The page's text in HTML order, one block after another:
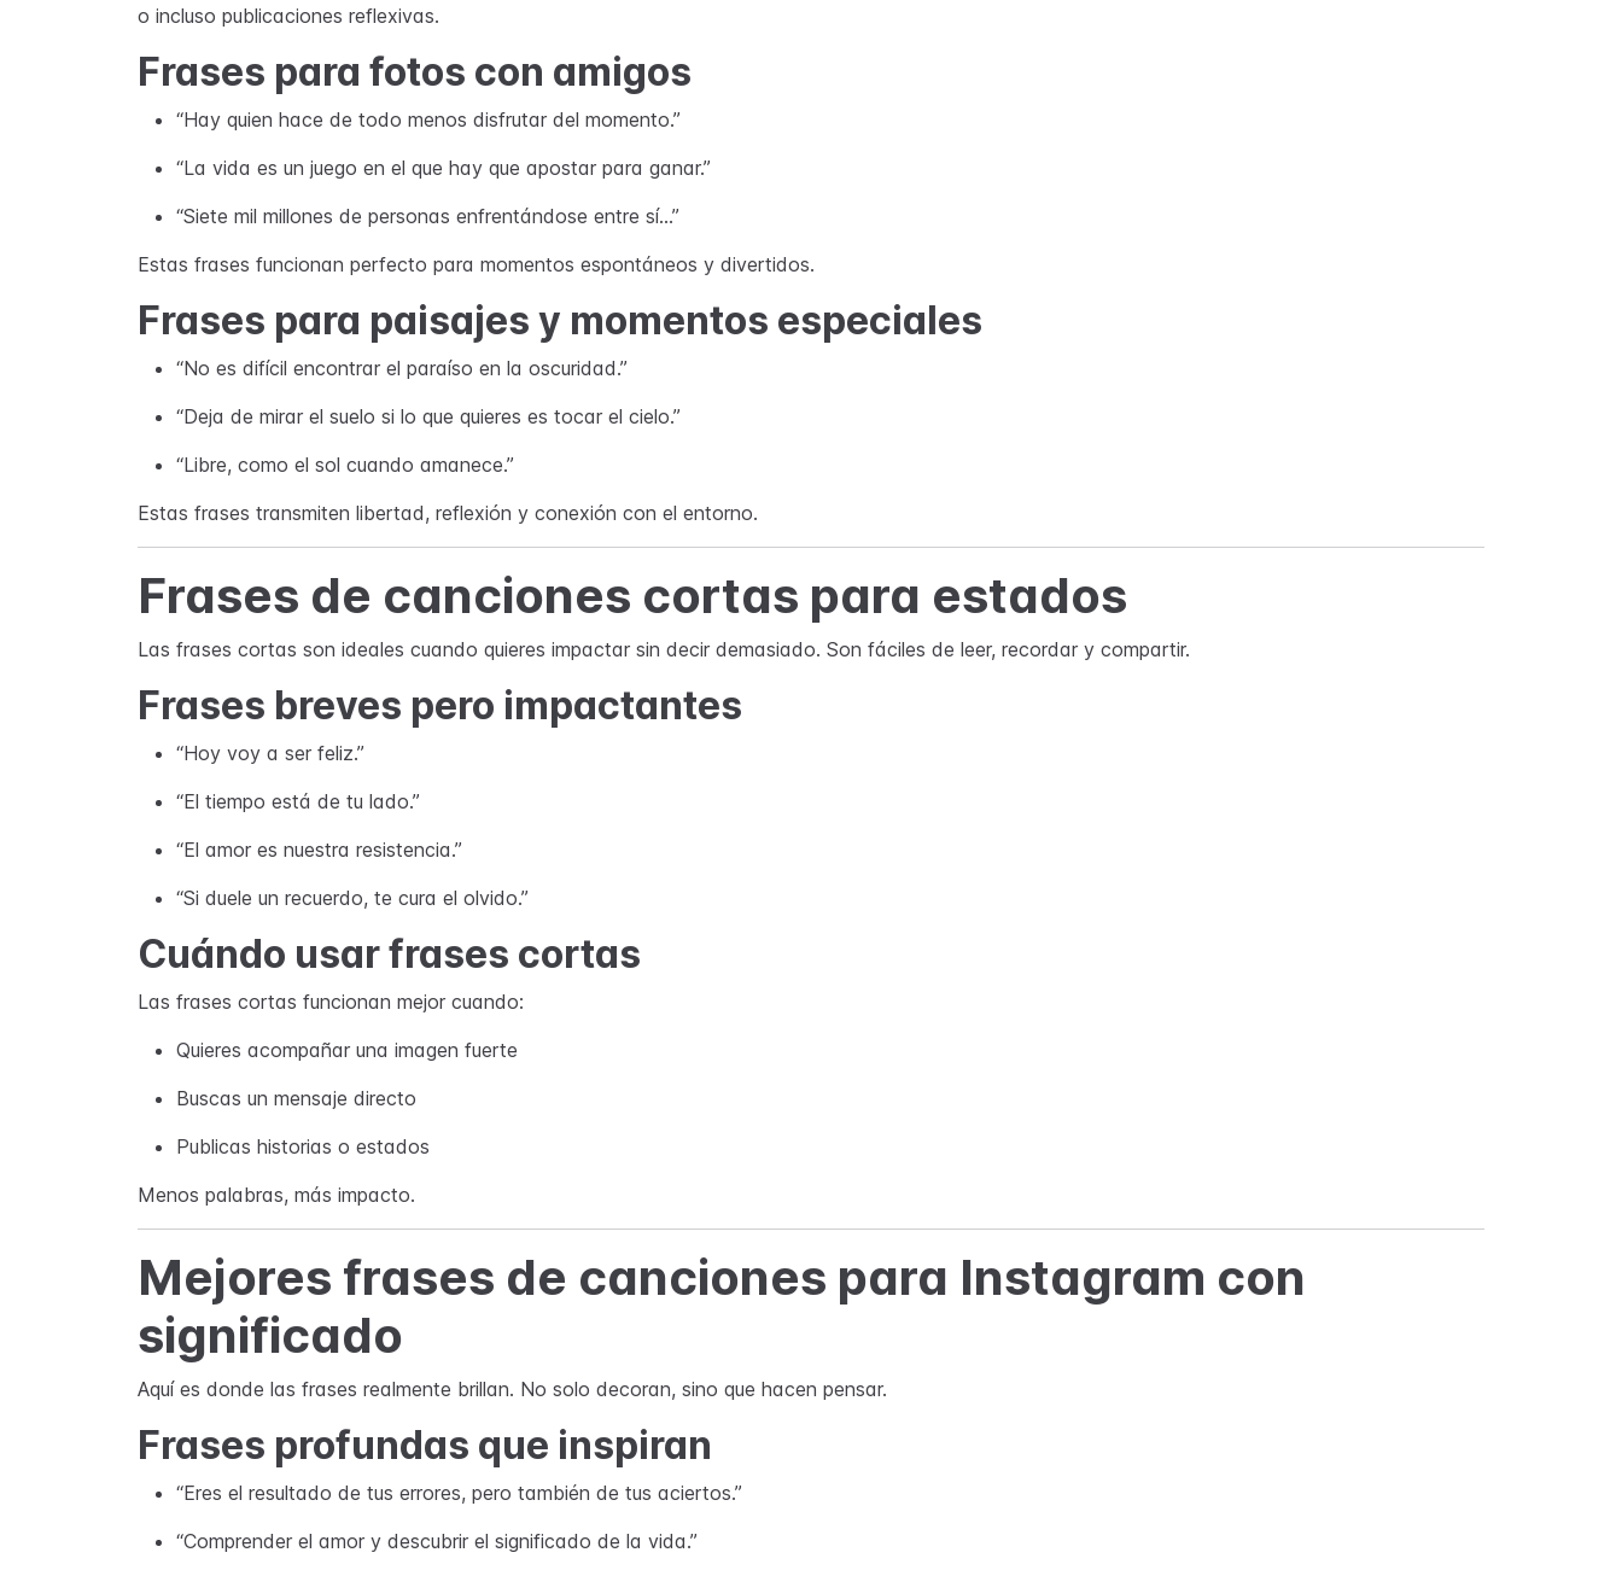
o incluso publicaciones reflexivas.
Frases para fotos con amigos
“Hay quien hace de todo menos disfrutar del momento.”
“La vida es un juego en el que hay que apostar para ganar.”
“Siete mil millones de personas enfrentándose entre sí…”
Estas frases funcionan perfecto para momentos espontáneos y divertidos.
Frases para paisajes y momentos especiales
“No es difícil encontrar el paraíso en la oscuridad.”
“Deja de mirar el suelo si lo que quieres es tocar el cielo.”
“Libre, como el sol cuando amanece.”
Estas frases transmiten libertad, reflexión y conexión con el entorno.
Frases de canciones cortas para estados
Las frases cortas son ideales cuando quieres impactar sin decir demasiado. Son fáciles de leer, recordar y compartir.
Frases breves pero impactantes
“Hoy voy a ser feliz.”
“El tiempo está de tu lado.”
“El amor es nuestra resistencia.”
“Si duele un recuerdo, te cura el olvido.”
Cuándo usar frases cortas
Las frases cortas funcionan mejor cuando:
Quieres acompañar una imagen fuerte
Buscas un mensaje directo
Publicas historias o estados
Menos palabras, más impacto.
Mejores frases de canciones para Instagram con
significado
Aquí es donde las frases realmente brillan. No solo decoran, sino que hacen pensar.
Frases profundas que inspiran
“Eres el resultado de tus errores, pero también de tus aciertos.”
“Comprender el amor y descubrir el significado de la vida.”